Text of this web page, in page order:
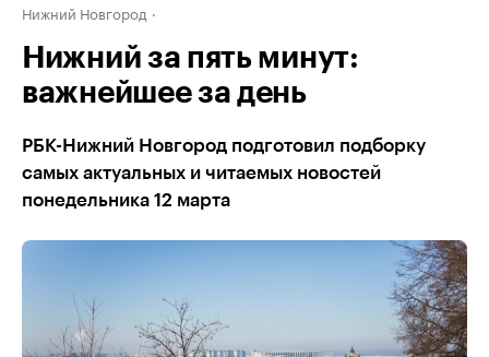
Нижний Новгород
Нижний за пять минут:
важнейшее за день
РБК-Нижний Новгород подготовил подборку
самых актуальных и читаемых новостей
понедельника 12 марта